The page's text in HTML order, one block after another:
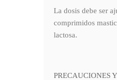
La dosis debe ser
comprimidos
lactosa.
PRECAUCIONES